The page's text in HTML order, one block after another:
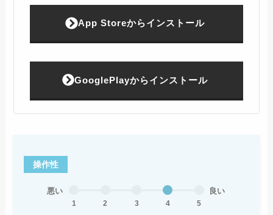
App Storeからインストール
GooglePlayからインストール
操作性
悪い
1 2 3 4 5
良い